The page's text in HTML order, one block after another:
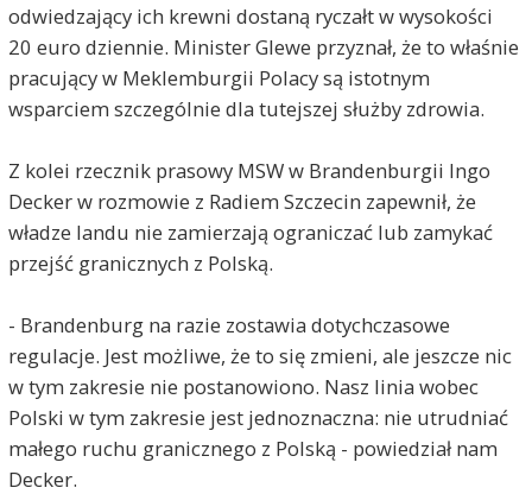
odwiedzający ich krewni dostaną ryczałt w wysokości
20 euro dziennie. Minister Glewe przyznał, że to właśnie
pracujący w Meklemburgii Polacy są istotnym
wsparciem szczególnie dla tutejszej służby zdrowia.
Z kolei rzecznik prasowy MSW w Brandenburgii Ingo
Decker w rozmowie z Radiem Szczecin zapewnił, że
władze landu nie zamierzają ograniczać lub zamykać
przejść granicznych z Polską.
- Brandenburg na razie zostawia dotychczasowe
regulacje. Jest możliwe, że to się zmieni, ale jeszcze nic
w tym zakresie nie postanowiono. Nasz linia wobec
Polski w tym zakresie jest jednoznaczna: nie utrudniać
małego ruchu granicznego z Polską - powiedział nam
Decker.